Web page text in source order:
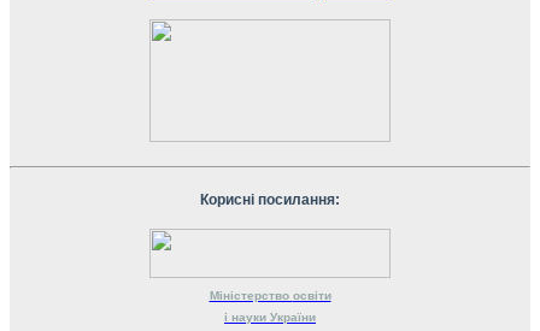
Корисні посилання:
Міністерство освіти
і науки України